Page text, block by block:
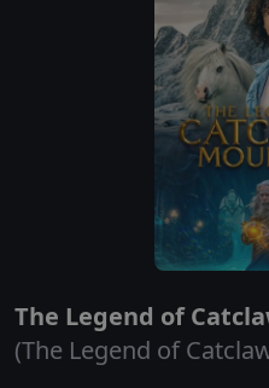
The Legend of
(The Legend of